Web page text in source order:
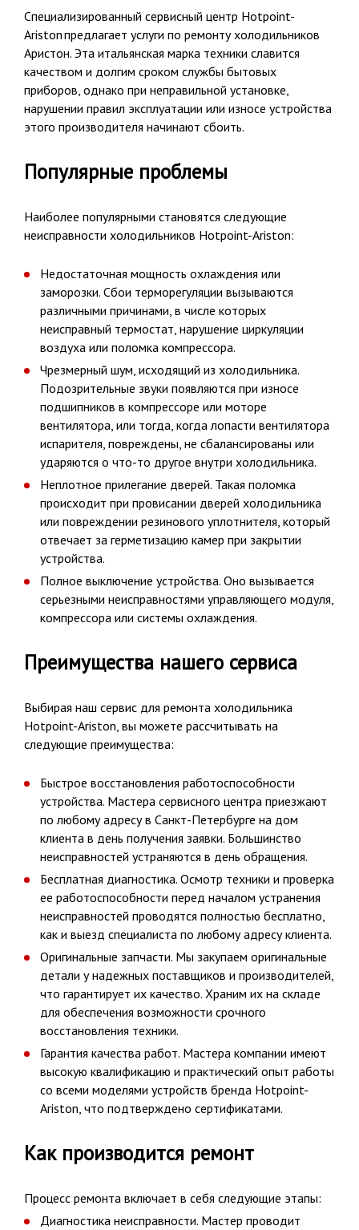
Специализированный сервисный центр Hotpoint-
Ariston предлагает услуги по ремонту холодильников
Аристон. Эта итальянская марка техники славится
качеством и долгим сроком службы бытовых
приборов, однако при неправильной установке,
нарушении правил эксплуатации или износе устройства
этого производителя начинают сбоить.
Популярные проблемы
Наиболее популярными становятся следующие
неисправности холодильников Hotpoint-Ariston:
Недостаточная мощность охлаждения или
заморозки. Сбои терморегуляции вызываются
различными причинами, в числе которых
неисправный термостат, нарушение циркуляции
воздуха или поломка компрессора.
Чрезмерный шум, исходящий из холодильника.
Подозрительные звуки появляются при износе
подшипников в компрессоре или моторе
вентилятора, или тогда, когда лопасти вентилятора
испарителя, повреждены, не сбалансированы или
ударяются о что-то другое внутри холодильника.
Неплотное прилегание дверей. Такая поломка
происходит при провисании дверей холодильника
или повреждении резинового уплотнителя, который
отвечает за герметизацию камер при закрытии
устройства.
Полное выключение устройства. Оно вызывается
серьезными неисправностями управляющего модуля,
компрессора или системы охлаждения.
Преимущества нашего сервиса
Выбирая наш сервис для ремонта холодильника
Hotpoint-Ariston, вы можете рассчитывать на
следующие преимущества:
Быстрое восстановления работоспособности
устройства. Мастера сервисного центра приезжают
по любому адресу в Санкт-Петербурге на дом
клиента в день получения заявки. Большинство
неисправностей устраняются в день обращения.
Бесплатная диагностика. Осмотр техники и проверка
ее работоспособности перед началом устранения
неисправностей проводятся полностью бесплатно,
как и выезд специалиста по любому адресу клиента.
Оригинальные запчасти. Мы закупаем оригинальные
детали у надежных поставщиков и производителей,
что гарантирует их качество. Храним их на складе
для обеспечения возможности срочного
восстановления техники.
Гарантия качества работ. Мастера компании имеют
высокую квалификацию и практический опыт работы
со всеми моделями устройств бренда Hotpoint-
Ariston, что подтверждено сертификатами.
Как производится ремонт
Процесс ремонта включает в себя следующие этапы:
Диагностика неисправности. Мастер проводит